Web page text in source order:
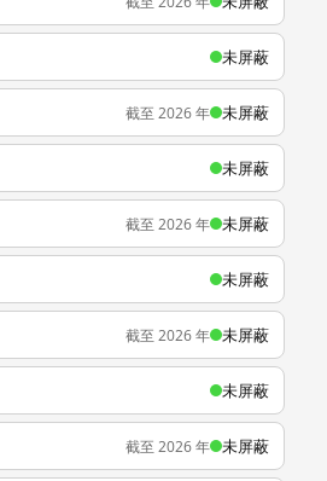
未屏蔽
截至 2026 年 未屏蔽
未屏蔽
截至 2026 年 未屏蔽
未屏蔽
截至 2026 年 未屏蔽
未屏蔽
截至 2026 年 未屏蔽